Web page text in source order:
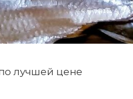
лучшей цене